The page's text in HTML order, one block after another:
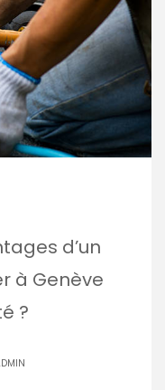
d’un
à Genève
?